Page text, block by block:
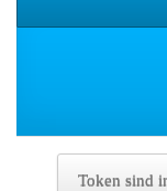
Token sind